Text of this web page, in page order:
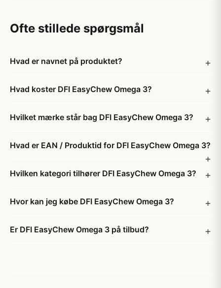
Ofte stillede spørgsmål
Hvad er navnet på produktet?
Hvad koster DFI EasyChew Omega 3?
Hvilket mærke står bag DFI EasyChew Omega 3?
Hvad er EAN / Produktid for DFI EasyChew Omega 3?
Hvilken kategori tilhører DFI EasyChew Omega 3?
Hvor kan jeg købe DFI EasyChew Omega 3?
Er DFI EasyChew Omega 3 på tilbud?